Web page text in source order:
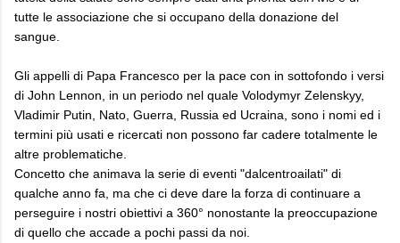
tutte le associazione che si occupano della donazione del
sangue.
Gli appelli di Papa Francesco per la pace con in sottofondo i versi
di John Lennon, in un periodo nel quale Volodymyr Zelenskyy,
Vladimir Putin, Nato, Guerra, Russia ed Ucraina, sono i nomi ed i
termini più usati e ricercati non possono far cadere totalmente le
altre problematiche.
Concetto che animava la serie di eventi "dalcentroailati" di
qualche anno fa, ma che ci deve dare la forza di continuare a
perseguire i nostri obiettivi a 360° nonostante la preoccupazione
di quello che accade a pochi passi da noi.